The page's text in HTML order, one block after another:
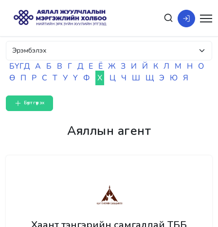
БҮГД А Б В Г Д Е Ё Ж З И Й К Л М Н О
Ө П Р С Т У Ү Ф Х Ц Ч Ш Щ Э Ю Я
Бүртгүүлэх
Аяллын агент